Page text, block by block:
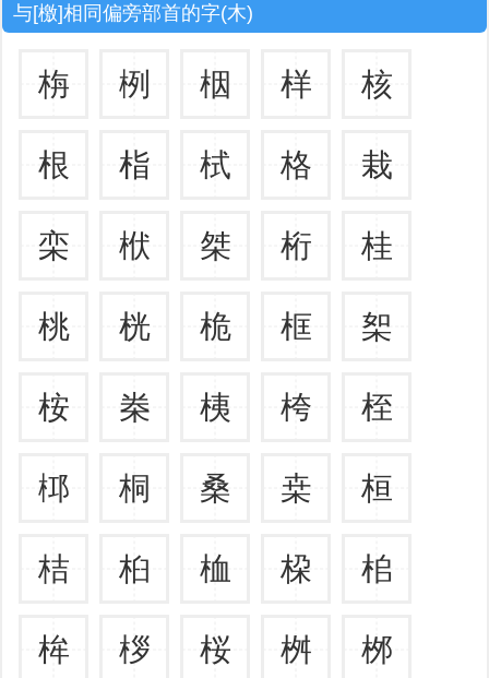
与[檄]相同偏旁部首的字(木)
栴 栵 栶 样 核
根 栺 栻 格 栽
栾 栿 桀 桁 桂
桃 桄 桅 框 桇
桉 桊 桋 桍 桎
桏 桐 桑 桒 桓
桔 桕 桖 桗 桘
桙 桚 桜 桝 桞